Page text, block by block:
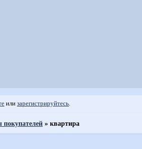
илизарегистрируйтесь.
»квартира